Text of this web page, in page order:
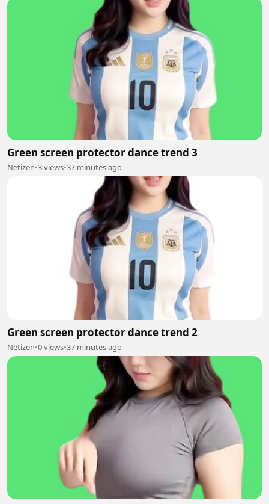
Green screen protector dance trend 3
Netizen•3 views•37 minutes ago
Green screen protector dance trend 2
Netizen•0 views•37 minutes ago